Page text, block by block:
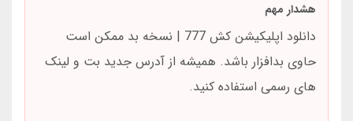
هشدار مهم
دانلود اپلیکیشن کش 777 | نسخه بد ممکن است
حاوی بدافزار باشد. همیشه از آدرس جدید بت و لینک
های رسمی استفاده کنید.